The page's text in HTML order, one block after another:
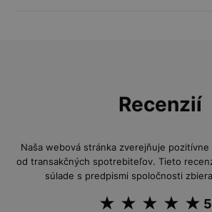
Recenzií
Naša webová stránka zverejňuje
od transakčných spotrebiteľov. Tieto
súlade s predpismi spoločnosti